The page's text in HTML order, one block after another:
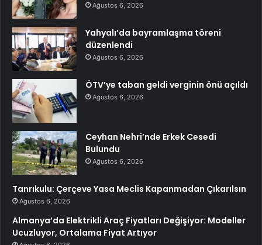
Ağustos 6, 2026
Yahyalı’da bayramlaşma töreni
düzenlendi
Ağustos 6, 2026
ÖTV’ye taban geldi verginin önü açıldı
Ağustos 6, 2026
Ceyhan Nehri’nde Erkek Cesedi
Bulundu
Ağustos 6, 2026
Tanrıkulu: Çerçeve Yasa Meclis Kapanmadan Çıkarılsın
Ağustos 6, 2026
Almanya’da Elektrikli Araç Fiyatları Değişiyor: Modeller
Ucuzluyor, Ortalama Fiyat Artıyor